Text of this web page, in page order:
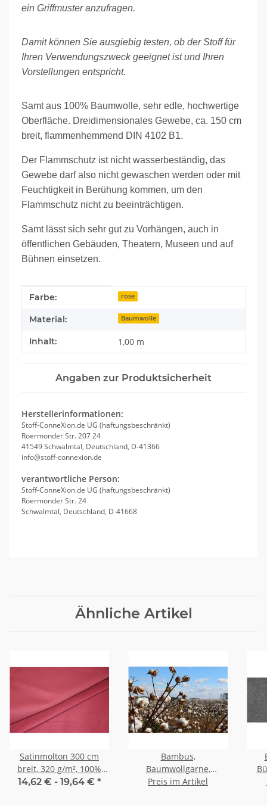
ein Griffmuster anzufragen.
Damit können Sie ausgiebig testen, ob der Stoff für
Ihren Verwendungszweck geeignet ist und Ihren
Vorstellungen entspricht.
Samt aus 100% Baumwolle, sehr edle, hochwertige
Oberfläche. Dreidimensionales Gewebe, ca. 150 cm
breit, flammenhemmend DIN 4102 B1.
Der Flammschutz ist nicht wasserbeständig, das
Gewebe darf also nicht gewaschen werden oder mit
Feuchtigkeit in Berühung kommen, um den
Flammschutz nicht zu beeinträchtigen.
Samt lässt sich sehr gut zu Vorhängen, auch in
öffentlichen Gebäuden, Theatern, Museen und auf
Bühnen einsetzen.
Produkteigenschaft
Wert
Farbe: rose
Material: Baumwolle
Inhalt: 1,00 m
Angaben zur Produktsicherheit
Herstellerinformationen:
Stoff-ConneXion.de UG (haftungsbeschränkt)
Roermonder Str. 207 24
41549 Schwalmtal, Deutschland, D-41366
info@stoff-connexion.de
verantwortliche Person:
Stoff-ConneXion.de UG (haftungsbeschränkt)
Roermonder Str. 24
Schwalmtal, Deutschland, D-41668
Ähnliche Artikel
Satinmolton 300 cm
breit, 320 g/m², 100%
Baumwolle, diverse
14,62 € - 19,64 € *
Bambus,
Baumwollgarne,
Brennessel Kapok Mais -
Preis im Artikel